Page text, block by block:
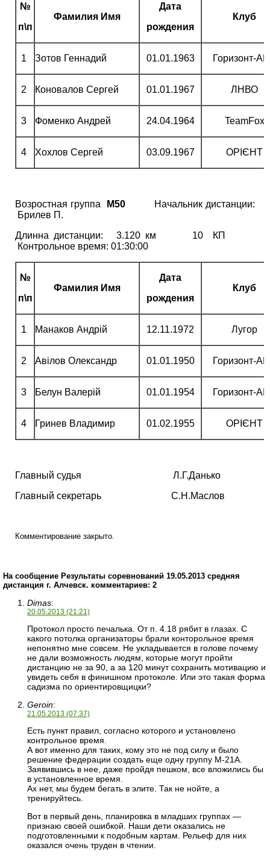
№
п\п
Фамилия Имя
Дата
рождения
Клуб
1 Зотов Геннадий 01.01.1963 Горизонт-
2 Коновалов Сергей 01.01.1967 ЛНВО
3 Фоменко Андрей 24.04.1964 TeamFox
4 Хохлов Сергей 03.09.1967 ОРІЄНТ
Возростная группа М50
Начальник дистанции:
Брилев П.
Длинна дистанции: 3.120 км 10 КП
Контрольное время: 01:30:00
№
п\п
Фамилия Имя
Дата
рождения
Клуб
1 Манаков Андрій 12.11.1972 Лугор
2 Авілов Олександр 01.01.1950 Горизонт-
3 Белун Валерій 01.01.1954 Горизонт-
4 Гринев Владимир 01.02.1955 ОРІЄНТ
Главный судья Л.Г.Данько
Главный секретарь С.Н.Маслов
Комментирование закрыто.
На сообщение Результаты соревнований 19.05.2013 средняя
дистанция г. Алчевск. комментариев: 2
Dimas:
20.05.2013 (21:21)
Протокол просто печалька. От п. 4.18 рябит в глазах. С
какого потолка организаторы брали конторольное время
непонятно мне совсем. Не укладывается в голове почему
не дали возможность людям, которые могут пройти
дистанцию не за 90, а за 120 минут сохранить мотивацию и
увидеть себя в финишном протоколе. Или это такая форма
садизма по ориентировщицки?
Geroin:
21.05.2013 (07:37)
Есть пункт правил, согласно которого и установлено
контрольное время.
А вот именно для таких, кому это не под силу и было
решение федерации создать еще одну группу М-21А.
Заявившись в нее, даже пройдя пешком, все вложились бы
в установленное время.
Ах нет, мы будем бегать в элите. Так не нойте, а
тренируйтесь.
Вот в первый день, планировка в младших группах —
признаю своей ошибкой. Наши дети оказались не
подготовленными к подобным картам. Рельеф для них
оказался очень труден в чтении.